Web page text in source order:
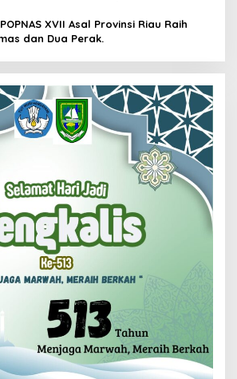
XVII Asal Provinsi Riau Raih
dan Dua Perak.